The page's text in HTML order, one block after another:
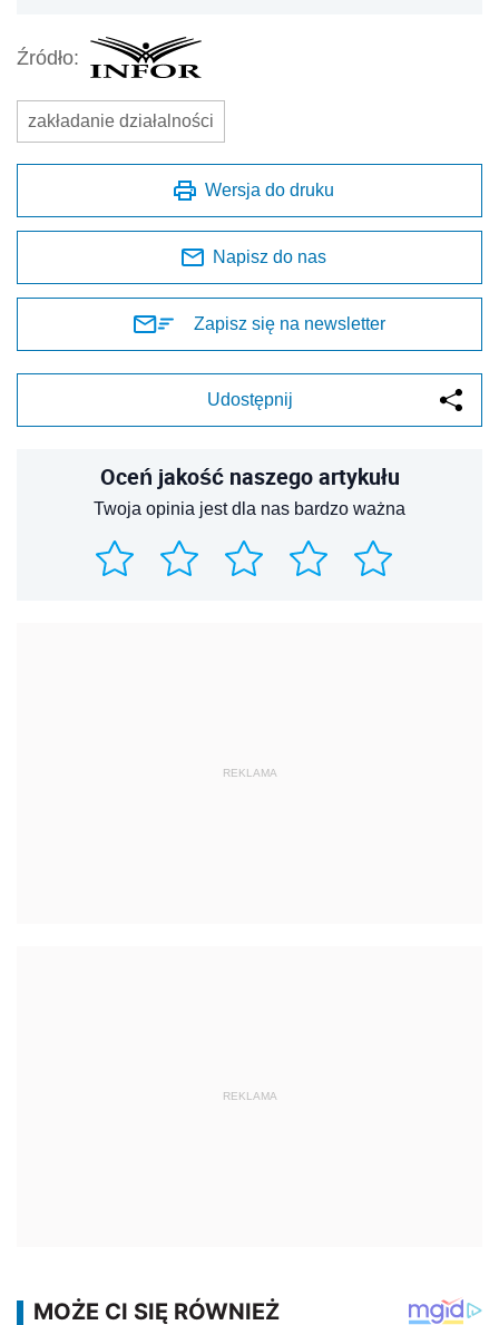
Źródło:
zakładanie działalności
Wersja do druku
Napisz do nas
Zapisz się na newsletter
Udostępnij
Oceń jakość naszego artykułu
Twoja opinia jest dla nas bardzo ważna
REKLAMA
REKLAMA